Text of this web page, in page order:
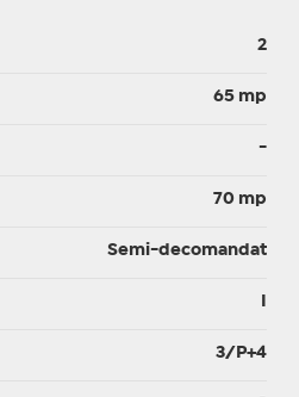
2
65 mp
-
70 mp
Semi-decomandat
3/P+4